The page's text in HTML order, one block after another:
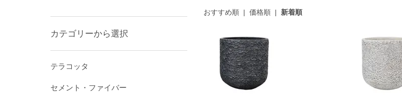
おすすめ順| 価格順| 新着順
カテゴリーから選択
テラコッタ
セメント・ファイバー